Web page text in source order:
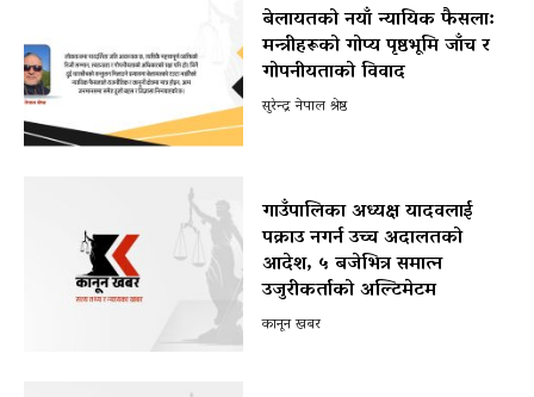
बेलायतको नयाँ न्यायिक फैसला:
मन्त्रीहरूको गोप्य पृष्ठभूमि जाँच र
गोपनीयताको विवाद
सुरेन्द्र नेपाल श्रेष्ठ
गाउँपालिका अध्यक्ष यादवलाई
पक्राउ नगर्न उच्च अदालतको
आदेश, ५ बजेभित्र समात्न
उजुरीकर्ताको अल्टिमेटम
कानून खबर